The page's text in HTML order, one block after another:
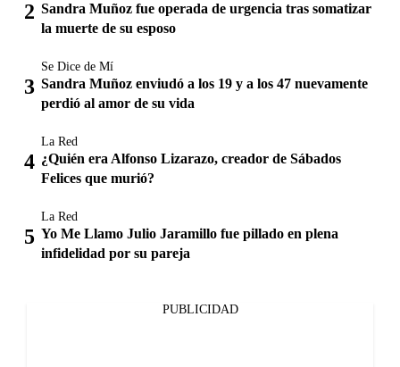
Sandra Muñoz fue operada de urgencia tras somatizar
la muerte de su esposo
Se Dice de Mí
Sandra Muñoz enviudó a los 19 y a los 47 nuevamente
perdió al amor de su vida
La Red
¿Quién era Alfonso Lizarazo, creador de Sábados
Felices que murió?
La Red
Yo Me Llamo Julio Jaramillo fue pillado en plena
infidelidad por su pareja
PUBLICIDAD